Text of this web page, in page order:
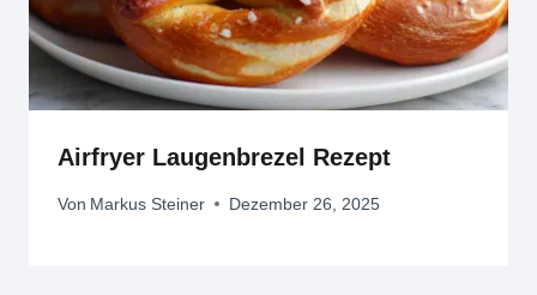
Airfryer Laugenbrezel Rezept
Von Markus Steiner Dezember 26, 2025